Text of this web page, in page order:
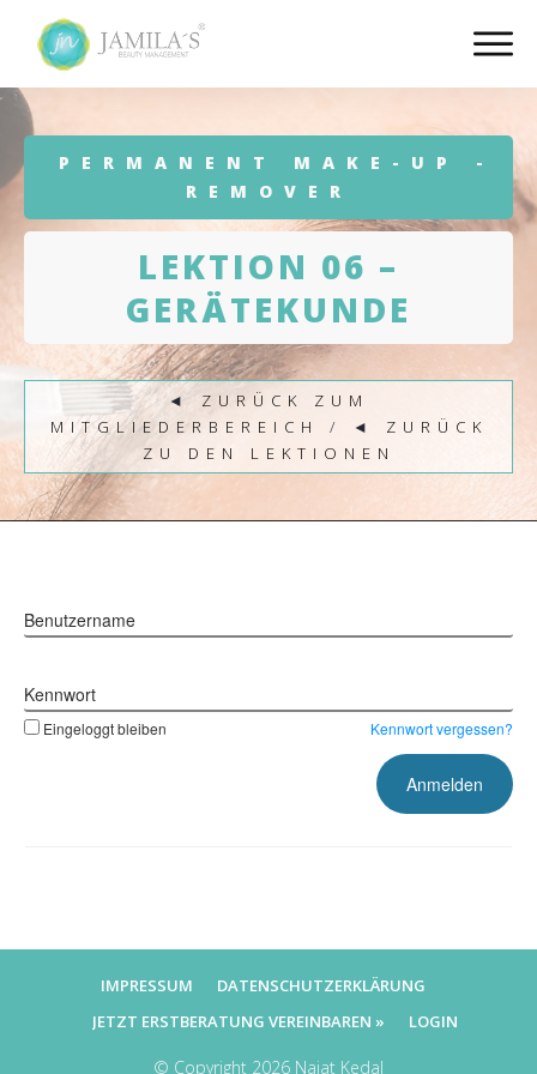
PERMANENT MAKE-UP -
REMOVER
LEKTION 06 –
GERÄTEKUNDE
◄ ZURÜCK ZUM
MITGLIEDERBEREICH
/ ◄ ZURÜCK
ZU DEN LEKTIONEN
Benutzername
Kennwort
Eingeloggt bleiben Kennwort vergessen?
IMPRESSUM
DATENSCHUTZERKLÄRUNG
JETZT ERSTBERATUNG VEREINBAREN »
LOGIN
© Copyright 2026 Najat Kedal